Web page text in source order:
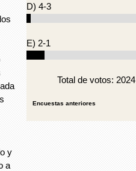
y
a
D) 4-3
E) 2-1
Total de votos: 2024
Encuestas anteriores